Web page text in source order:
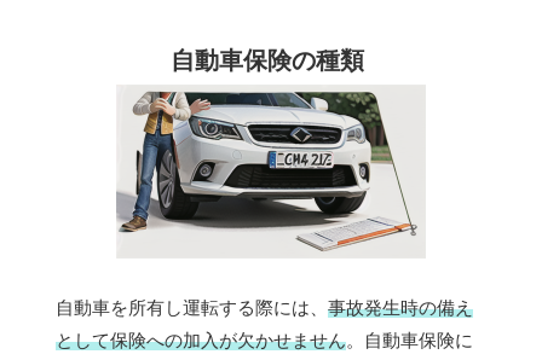
自動車保険の種類
自動車を所有し運転する際には、 事故発生時の備え
として保険への加入が欠かせません。自動車保険に